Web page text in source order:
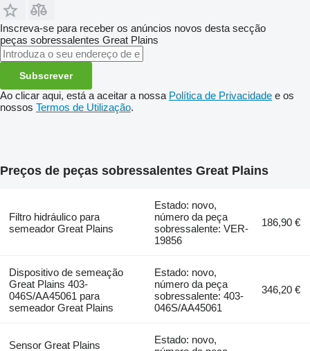
Inscreva-se para receber os anúncios novos desta secção
peças sobressalentes Great Plains
Subscrever
Ao clicar aqui, está a aceitar a nossa Política de Privacidade e os
nossos Termos de Utilização.
Preços de peças sobressalentes Great Plains
Filtro hidráulico para
semeador Great Plains
Estado: novo,
número da peça
sobressalente: VER-
19856
186,90 €
Dispositivo de semeação
Great Plains 403-
046S/AA45061 para
semeador Great Plains
Estado: novo,
número da peça
sobressalente: 403-
046S/AA45061
346,20 €
Sensor Great Plains
Estado: novo,